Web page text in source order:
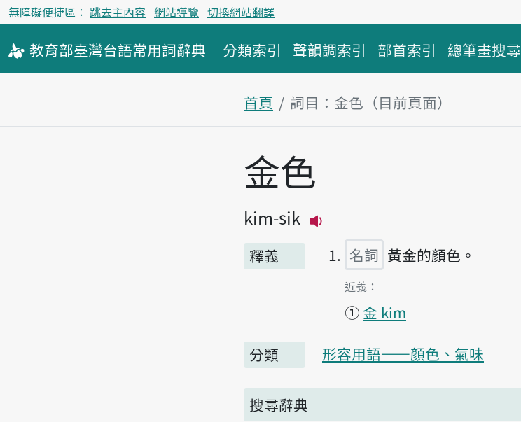
無障礙便捷區： 跳去主內容 網站導覽 切換網站翻譯
教育部臺灣台語常用詞辭典 分類索引 聲韻調索引 部首索引 總筆畫搜尋
首頁 詞目：金色（目前頁面）
主內容區塊
金色
kim-sik
釋義
名詞 黃金的顏色。
第1項釋義的
近義：
① 金 kim
分類 形容用語——顏色、氣味
搜尋辭典